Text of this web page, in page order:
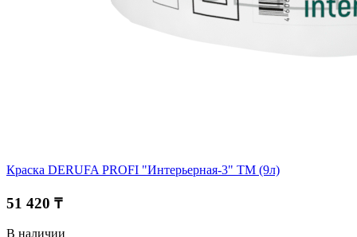
Краска DERUFA PROFI "Интерьерная-3" TM (9л)
51 420 ₸
В наличии